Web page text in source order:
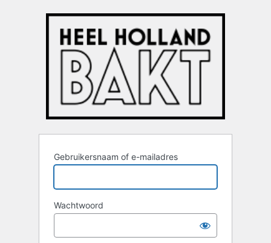
Gebruikersnaam of e-mailadres
Wachtwoord